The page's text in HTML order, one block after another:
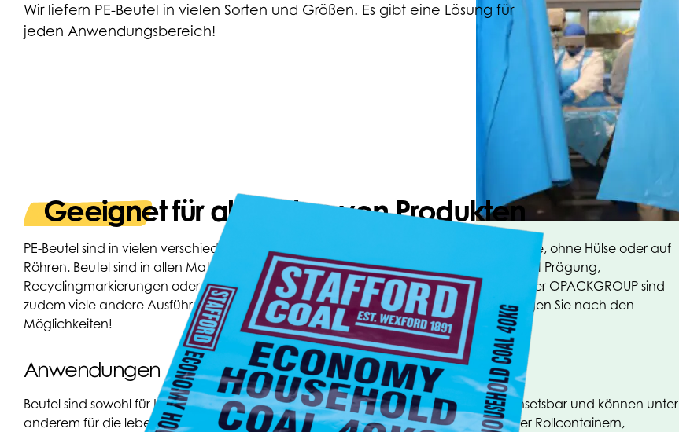
Wir liefern PE-Beutel in vielen Sorten und Größen. Es gibt eine Lösung für
jeden Anwendungsbereich!
Geeignet für alle Arten von Produkten
PE-Beutel sind in vielen verschiedenen Ausführungen lieferbar. Lose, verblockt, auf Rolle, ohne Hülse oder auf
Röhren. Beutel sind in allen Materialtypen, Farben und Größen lieferbar. Sie können mit Prägung,
Recyclingmarkierungen oder Ihrem eigenen Aufdruck versehen werden. Innerhalb der OPACKGROUP sind
zudem viele andere Ausführungen möglich und viele Größen ab Lager lieferbar. Fragen Sie nach den
Möglichkeiten!
Anwendungen
Beutel sind sowohl für Lebensmittel als auch für Non-Food-Anwendungsbereiche einsetsbar und können unter
anderem für die lebensmittelsichere/saubere Verwendung von Kisten/Behältern oder Rollcontainern,